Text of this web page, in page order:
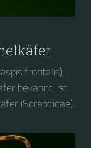
frontalis),
bekannt, ist
(Scraptiidae).